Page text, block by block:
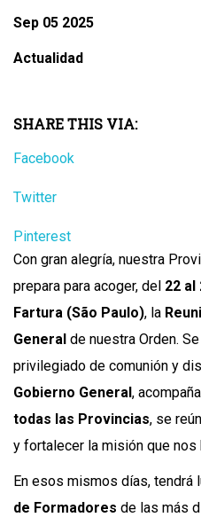
Sep 05 2025
Actualidad
SHARE THIS VIA:
Facebook
Twitter
Pinterest
Con gran alegría, nuestra
prepara para acoger, del 22 al
Fartura (São Paulo), la
General de nuestra Orden.
privilegiado de comunión y
Gobierno General ,
todas las Provincias, se
y fortalecer la misión que nos
En esos mismos días, tendrá
de Formadores de las más